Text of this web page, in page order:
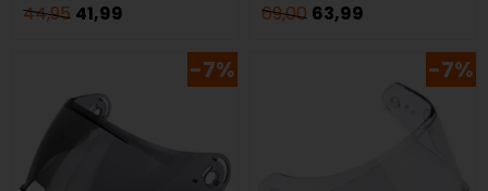
44,95 41,99
69,00 63,99
-7% -7%